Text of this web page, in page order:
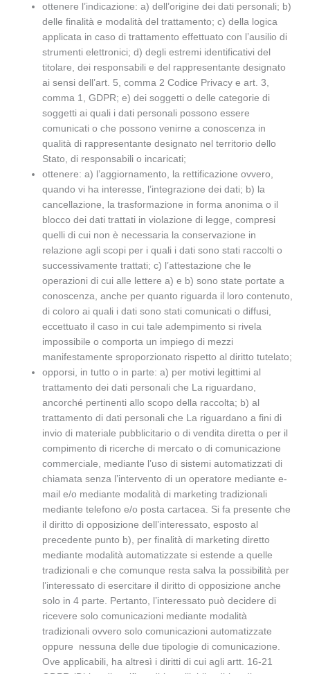
ottenere l’indicazione: a) dell’origine dei dati personali; b)
delle finalità e modalità del trattamento; c) della logica
applicata in caso di trattamento effettuato con l’ausilio di
strumenti elettronici; d) degli estremi identificativi del
titolare, dei responsabili e del rappresentante designato
ai sensi dell’art. 5, comma 2 Codice Privacy e art. 3,
comma 1, GDPR; e) dei soggetti o delle categorie di
soggetti ai quali i dati personali possono essere
comunicati o che possono venirne a conoscenza in
qualità di rappresentante designato nel territorio dello
Stato, di responsabili o incaricati;
ottenere: a) l’aggiornamento, la rettificazione ovvero,
quando vi ha interesse, l’integrazione dei dati; b) la
cancellazione, la trasformazione in forma anonima o il
blocco dei dati trattati in violazione di legge, compresi
quelli di cui non è necessaria la conservazione in
relazione agli scopi per i quali i dati sono stati raccolti o
successivamente trattati; c) l’attestazione che le
operazioni di cui alle lettere a) e b) sono state portate a
conoscenza, anche per quanto riguarda il loro contenuto,
di coloro ai quali i dati sono stati comunicati o diffusi,
eccettuato il caso in cui tale adempimento si rivela
impossibile o comporta un impiego di mezzi
manifestamente sproporzionato rispetto al diritto tutelato;
opporsi, in tutto o in parte: a) per motivi legittimi al
trattamento dei dati personali che La riguardano,
ancorché pertinenti allo scopo della raccolta; b) al
trattamento di dati personali che La riguardano a fini di
invio di materiale pubblicitario o di vendita diretta o per il
compimento di ricerche di mercato o di comunicazione
commerciale, mediante l’uso di sistemi automatizzati di
chiamata senza l’intervento di un operatore mediante e-
mail e/o mediante modalità di marketing tradizionali
mediante telefono e/o posta cartacea. Si fa presente che
il diritto di opposizione dell’interessato, esposto al
precedente punto b), per finalità di marketing diretto
mediante modalità automatizzate si estende a quelle
tradizionali e che comunque resta salva la possibilità per
l’interessato di esercitare il diritto di opposizione anche
solo in 4 parte. Pertanto, l’interessato può decidere di
ricevere solo comunicazioni mediante modalità
tradizionali ovvero solo comunicazioni automatizzate
oppure nessuna delle due tipologie di comunicazione.
Ove applicabili, ha altresì i diritti di cui agli artt. 16-21